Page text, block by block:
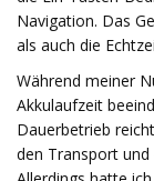
Navigation. Das
als auch die
Während meiner
Akkulaufzeit
Dauerbetrieb
den Transport und